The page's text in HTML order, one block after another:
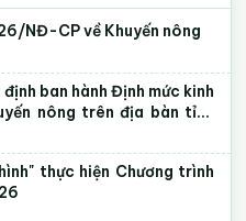
NĐ-CP về Khuyến nông
ban hành Định mức kinh
nông trên địa bàn tỉnh
thực hiện Chương trình